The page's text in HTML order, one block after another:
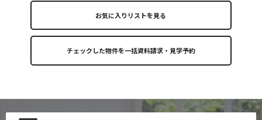
お気に入りリストを見る